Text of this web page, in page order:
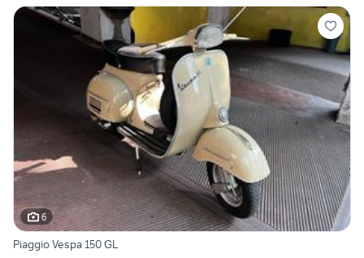
6
Piaggio Vespa 150 GL